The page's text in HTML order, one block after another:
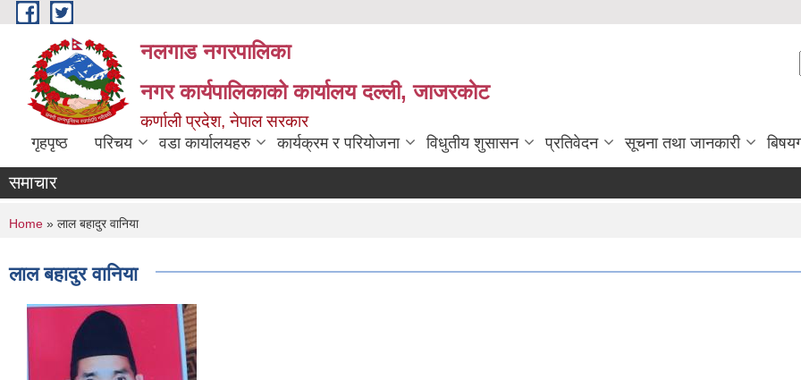
Skip to main content
नलगाड नगरपालिका
नगर कार्यपालिकाको कार्यालय दल्ली, जाजरकाेट
कर्णाली प्रदेश, नेपाल सरकार
गृहपृष्ठ परिचय वडा कार्यालयहरु कार्यक्रम र परियोजना विधुतीय शुसासन प्रतिवेदन सूचना तथा जानकारी
समाचार
You are here
Home » लाल बहादुर वानिया
लाल बहादुर वानिया